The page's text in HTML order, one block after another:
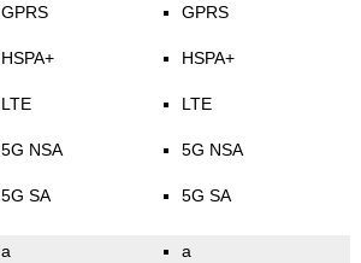
GPRS
HSPA+
LTE
5G NSA
5G SA
GPRS
HSPA+
LTE
5G NSA
5G SA
a a